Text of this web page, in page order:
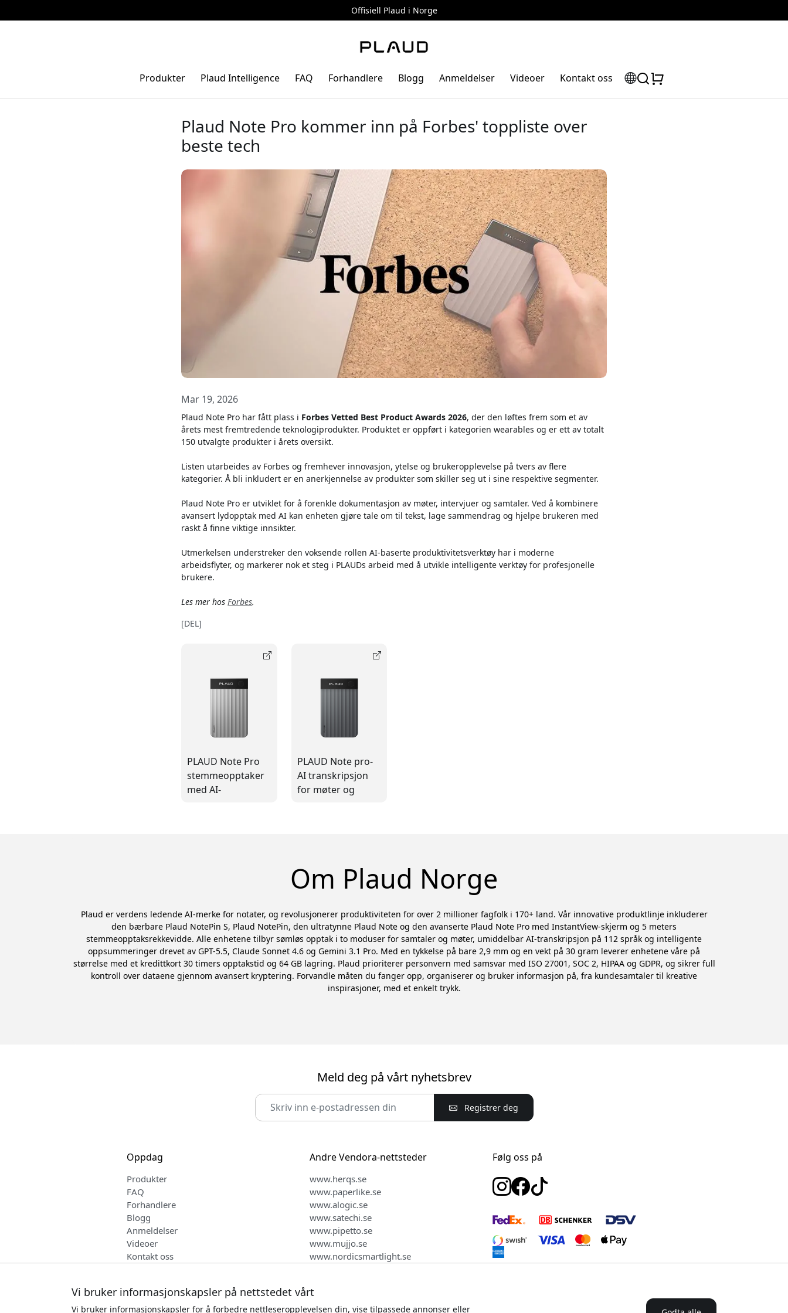
Offisiell Plaud i Norge
Produkter Plaud Intelligence FAQ Forhandlere Blogg Anmeldelser Videoer Kontakt oss
Plaud Note Pro kommer inn på Forbes' toppliste over
beste tech
Mar 19, 2026
Plaud Note Pro har fått plass i Forbes Vetted Best Product Awards 2026, der den løftes frem som et av
årets mest fremtredende teknologiprodukter. Produktet er oppført i kategorien wearables og er ett av totalt
150 utvalgte produkter i årets oversikt.
Listen utarbeides av Forbes og fremhever innovasjon, ytelse og brukeropplevelse på tvers av flere
kategorier. Å bli inkludert er en anerkjennelse av produkter som skiller seg ut i sine respektive segmenter.
Plaud Note Pro er utviklet for å forenkle dokumentasjon av møter, intervjuer og samtaler. Ved å kombinere
avansert lydopptak med AI kan enheten gjøre tale om til tekst, lage sammendrag og hjelpe brukeren med
raskt å finne viktige innsikter.
Utmerkelsen understreker den voksende rollen AI-baserte produktivitetsverktøy har i moderne
arbeidsflyter, og markerer nok et steg i PLAUDs arbeid med å utvikle intelligente verktøy for profesjonelle
brukere.
Les mer hos Forbes.
[DEL]
PLAUD Note Pro
stemmeopptaker
med AI-
PLAUD Note pro-
AI transkripsjon
for møter og
Om Plaud Norge
Plaud er verdens ledende AI-merke for notater, og revolusjonerer produktiviteten for over 2 millioner fagfolk i 170+ land. Vår innovative produktlinje inkluderer
den bærbare Plaud NotePin S, Plaud NotePin, den ultratynne Plaud Note og den avanserte Plaud Note Pro med InstantView-skjerm og 5 meters
stemmeopptaksrekkevidde. Alle enhetene tilbyr sømløs opptak i to moduser for samtaler og møter, umiddelbar AI-transkripsjon på 112 språk og intelligente
oppsummeringer drevet av GPT-5.5, Claude Sonnet 4.6 og Gemini 3.1 Pro. Med en tykkelse på bare 2,9 mm og en vekt på 30 gram leverer enhetene våre på
størrelse med et kredittkort 30 timers opptakstid og 64 GB lagring. Plaud prioriterer personvern med samsvar med ISO 27001, SOC 2, HIPAA og GDPR, og sikrer full
kontroll over dataene gjennom avansert kryptering. Forvandle måten du fanger opp, organiserer og bruker informasjon på, fra kundesamtaler til kreative
inspirasjoner, med et enkelt trykk.
Meld deg på vårt nyhetsbrev
Registrer deg
Oppdag
Produkter
FAQ
Forhandlere
Blogg
Anmeldelser
Videoer
Kontakt oss
Andre Vendora-nettsteder
www.herqs.se
www.paperlike.se
www.alogic.se
www.satechi.se
www.pipetto.se
www.mujjo.se
www.nordicsmartlight.se
Følg oss på
Vi bruker informasjonskapsler på nettstedet vårt
Vi bruker informasjonskapsler for å forbedre nettleseropplevelsen din, vise tilpassede annonser eller